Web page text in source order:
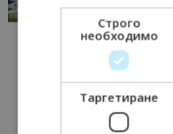
Перник 17/
Строго
необходимо
Таргетиране